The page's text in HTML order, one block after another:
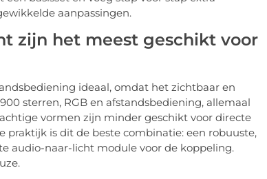
aanpassingen.
zijn het meest geschikt voor
ideaal, omdat het zichtbaar en
sterren, RGB en afstandsbediening, allemaal
vormen zijn minder geschikt voor directe
praktijk is dit de beste combinatie: een robuuste,
audio-naar-licht module voor de koppeling.